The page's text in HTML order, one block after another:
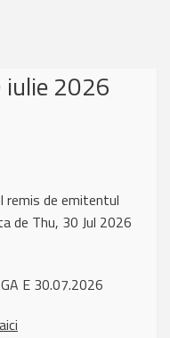
iulie 2026
remis de emitentul
de Thu, 30 Jul 2026
E 30.07.2026